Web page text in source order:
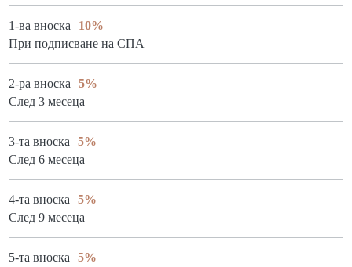
1-ва вноска
10%
При подписване на СПА
2-ра вноска
5%
След 3 месеца
3-та вноска
5%
След 6 месеца
4-та вноска
5%
След 9 месеца
5-та вноска
5%